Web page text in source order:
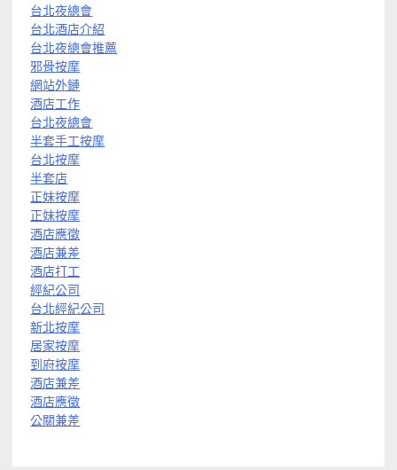
台北夜總會
台北酒店介紹
台北夜總會推薦
邪骨按摩
網站外鏈
酒店工作
台北夜總會
半套手工按摩
台北按摩
半套店
正妹按摩
正妹按摩
酒店應徵
酒店兼差
酒店打工
經紀公司
台北經紀公司
新北按摩
居家按摩
到府按摩
酒店兼差
酒店應徵
公關兼差